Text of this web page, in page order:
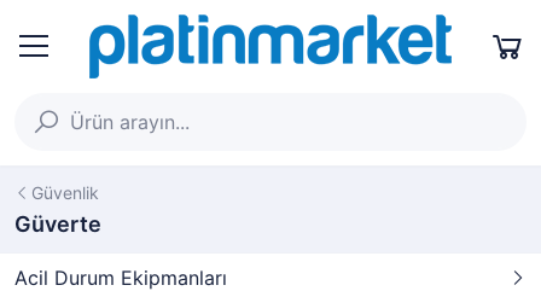
Güvenlik
Güverte
Acil Durum Ekipmanları